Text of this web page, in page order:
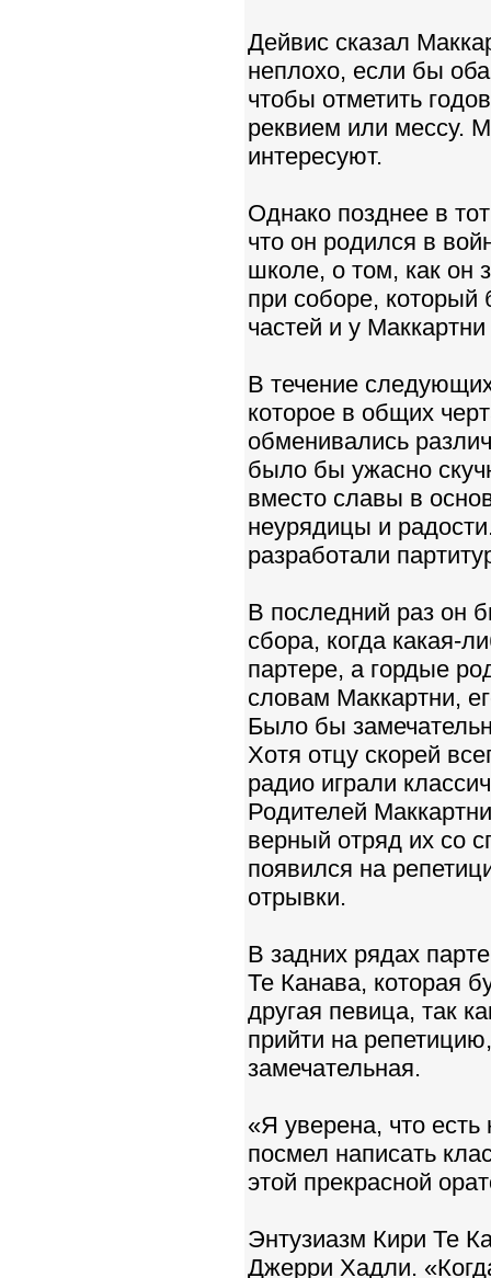
Дейвис сказал
неплохо, если бы
чтобы отметить
реквием или мессу.
интересуют.
Однако позднее в
что он родился в
школе, о том, как он
при соборе, который
частей и у
В течение
которое в общих
обменивались
было бы ужасно
вместо славы в
неурядицы и
разработали
В последний раз он
сбора, когда какая-
партере, а гордые
словам Маккартни,
Было бы
Хотя отцу скорей
радио играли
Родителей
верный отряд их со
появился на
отрывки.
В задних рядах
Те Канава, которая
другая певица, так
прийти на
замечательная.
«Я уверена, что
посмел написать
этой прекрасной
Энтузиазм Кири Те
Джерри Хадли.